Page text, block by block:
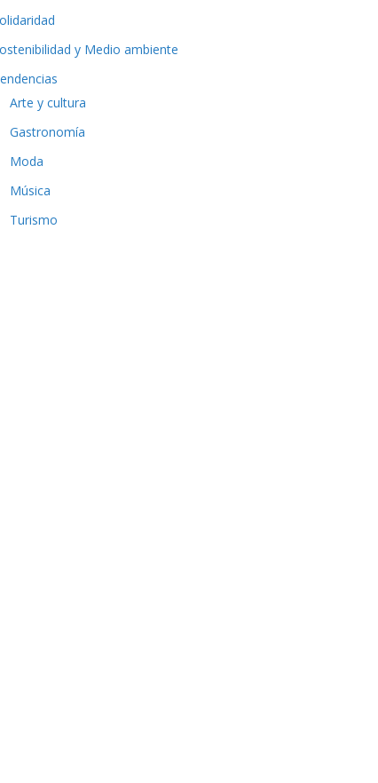
y Medio ambiente
Arte y cultura
Gastronomía
Moda
Música
Turismo